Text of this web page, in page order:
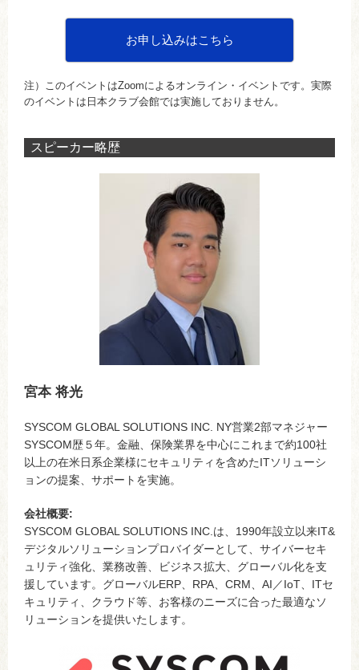
お申し込みはこちら
注）このイベントはZoomによるオンライン・イベントです。実際
のイベントは日本クラブ会館では実施しておりません。
スピーカー略歴
宮本 将光
SYSCOM GLOBAL SOLUTIONS INC. NY営業2部マネジャー
SYSCOM歴５年。金融、保険業界を中心にこれまで約100社
以上の在米日系企業様にセキュリティを含めたITソリューシ
ョンの提案、サポートを実施。
会社概要:
SYSCOM GLOBAL SOLUTIONS INC.は、1990年設立以来IT&
デジタルソリューションプロバイダーとして、サイバーセキ
ュリティ強化、業務改善、ビジネス拡大、グローバル化を支
援しています。グローバルERP、RPA、CRM、AI／IoT、ITセ
キュリティ、クラウド等、お客様のニーズに合った最適なソ
リューションを提供いたします。